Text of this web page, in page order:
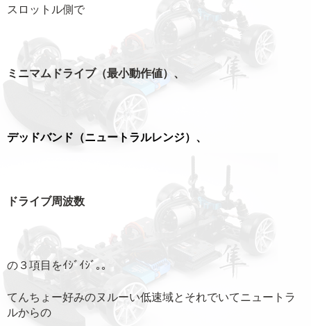
スロットル側で
ミニマムドライブ（最小動作値）、
デッドバンド（ニュートラルレンジ）、
ドライブ周波数
の３項目をｲｼﾞｲｼﾞ｡｡
てんちょー好みのヌルーい低速域とそれでいてニュートラ
ルからの